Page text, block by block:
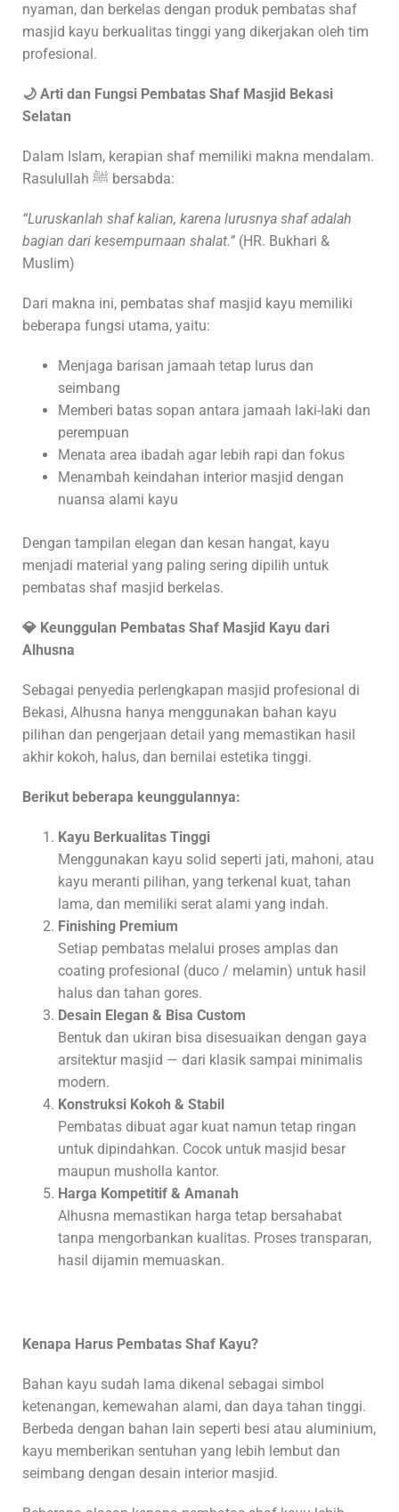
nyaman, dan berkelas dengan produk pembatas shaf
masjid kayu berkualitas tinggi yang dikerjakan oleh tim
profesional.
🌙 Arti dan Fungsi Pembatas Shaf Masjid Bekasi
Selatan
Dalam Islam, kerapian shaf memiliki makna mendalam.
Rasulullah ﷺ bersabda:
“Luruskanlah shaf kalian, karena lurusnya shaf adalah
bagian dari kesempurnaan shalat.” (HR. Bukhari &
Muslim)
Dari makna ini, pembatas shaf masjid kayu memiliki
beberapa fungsi utama, yaitu:
Menjaga barisan jamaah tetap lurus dan
seimbang
Memberi batas sopan antara jamaah laki-laki dan
perempuan
Menata area ibadah agar lebih rapi dan fokus
Menambah keindahan interior masjid dengan
nuansa alami kayu
Dengan tampilan elegan dan kesan hangat, kayu
menjadi material yang paling sering dipilih untuk
pembatas shaf masjid berkelas.
💎 Keunggulan Pembatas Shaf Masjid Kayu dari
Alhusna
Sebagai penyedia perlengkapan masjid profesional di
Bekasi, Alhusna hanya menggunakan bahan kayu
pilihan dan pengerjaan detail yang memastikan hasil
akhir kokoh, halus, dan bernilai estetika tinggi.
Berikut beberapa keunggulannya:
Kayu Berkualitas Tinggi
Menggunakan kayu solid seperti jati, mahoni, atau
kayu meranti pilihan, yang terkenal kuat, tahan
lama, dan memiliki serat alami yang indah.
Finishing Premium
Setiap pembatas melalui proses amplas dan
coating profesional (duco / melamin) untuk hasil
halus dan tahan gores.
Desain Elegan & Bisa Custom
Bentuk dan ukiran bisa disesuaikan dengan gaya
arsitektur masjid — dari klasik sampai minimalis
modern.
Konstruksi Kokoh & Stabil
Pembatas dibuat agar kuat namun tetap ringan
untuk dipindahkan. Cocok untuk masjid besar
maupun musholla kantor.
Harga Kompetitif & Amanah
Alhusna memastikan harga tetap bersahabat
tanpa mengorbankan kualitas. Proses transparan,
hasil dijamin memuaskan.
Kenapa Harus Pembatas Shaf Kayu?
Bahan kayu sudah lama dikenal sebagai simbol
ketenangan, kemewahan alami, dan daya tahan tinggi.
Berbeda dengan bahan lain seperti besi atau aluminium,
kayu memberikan sentuhan yang lebih lembut dan
seimbang dengan desain interior masjid.